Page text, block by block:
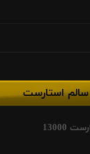
سالم استارست
13000